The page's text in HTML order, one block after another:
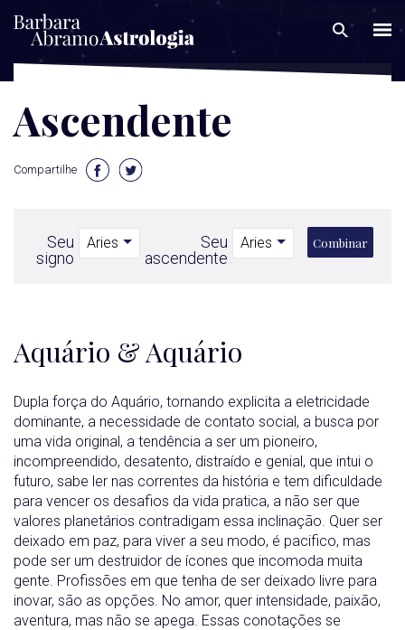
Ascendente
Compartilhe
Seu
signo
Seu
ascendente
Combinar
Aquário & Aquário
Dupla força do Aquário, tornando explicita a eletricidade
dominante, a necessidade de contato social, a busca por
uma vida original, a tendência a ser um pioneiro,
incompreendido, desatento, distraído e genial, que intui o
futuro, sabe ler nas correntes da história e tem dificuldade
para vencer os desafios da vida pratica, a não ser que
valores planetários contradigam essa inclinação. Quer ser
deixado em paz, para viver a seu modo, é pacifico, mas
pode ser um destruidor de ícones que incomoda muita
gente. Profissões em que tenha de ser deixado livre para
inovar, são as opções. No amor, quer intensidade, paixão,
aventura, mas não se apega. Essas conotações se